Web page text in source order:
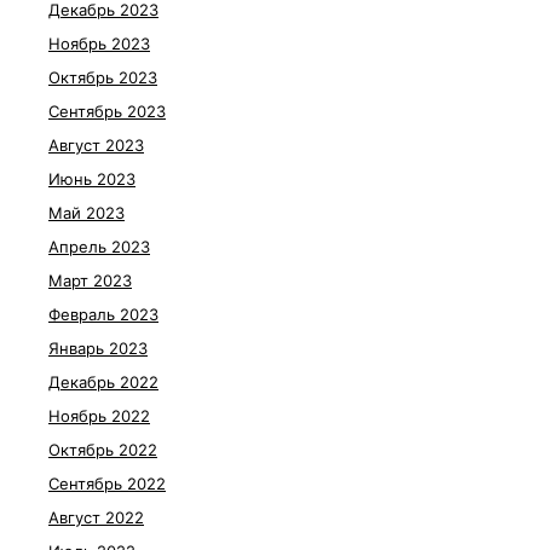
Декабрь 2023
Ноябрь 2023
Октябрь 2023
Сентябрь 2023
Август 2023
Июнь 2023
Май 2023
Апрель 2023
Март 2023
Февраль 2023
Январь 2023
Декабрь 2022
Ноябрь 2022
Октябрь 2022
Сентябрь 2022
Август 2022